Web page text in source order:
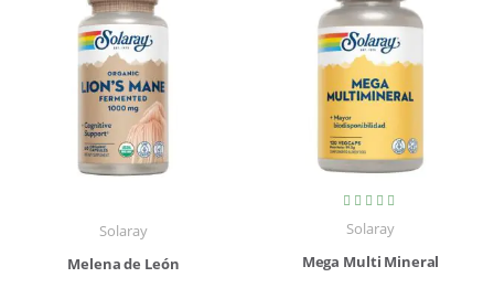
Solaray
Melena de León
Valoración:
Solaray
Mega Multi Mineral